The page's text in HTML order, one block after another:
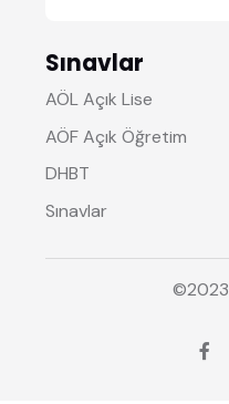
Sınavlar
AÖL Açık Lise
AÖF Açık Öğretim
DHBT
Sınavlar
©2023